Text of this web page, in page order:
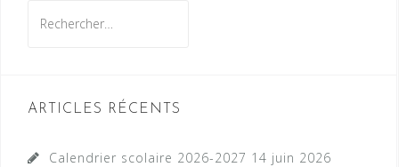
ARTICLES RÉCENTS
Calendrier scolaire 2026-2027 14 juin 2026